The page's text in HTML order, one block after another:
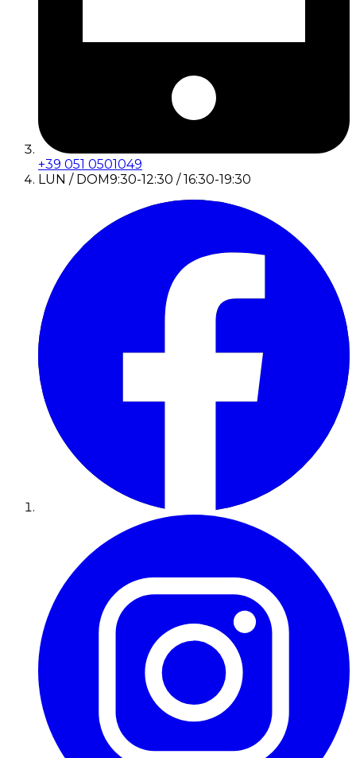
+39 051 0501049
LUN / DOM9:30-12:30 / 16:30-19:30